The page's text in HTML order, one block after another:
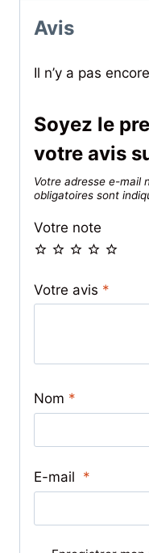
Avis
Il n’y a pas
Soyez le
votre avis
Votre adresse e-mail
obligatoires sont
Votre note
Votre avis *
Nom *
E-mail *